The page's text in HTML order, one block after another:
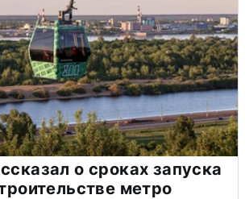
о сроках запуска
метро